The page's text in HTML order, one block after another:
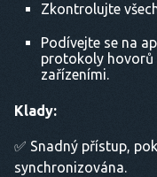
Zkontrolujte
Podívejte se na
protokoly hovorů
zařízeními.
Klady:
✅ Snadný přístup,
synchronizována.